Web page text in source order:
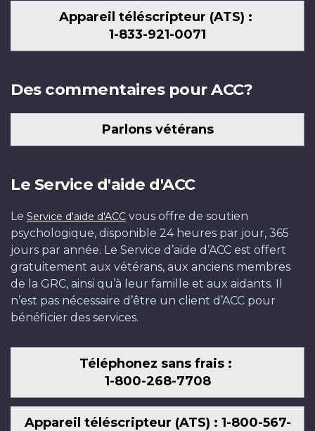
Appareil téléscripteur (ATS) :
1-833-921-0071
Des commentaires pour ACC?
Parlons vétérans
Le Service d'aide d'ACC
Le Service d'aide d'ACC vous offre de soutien
psychologique, disponible 24 heures par jour, 365
jours par année. Le Service d’aide d’ACC est offert
gratuitement aux vétérans, aux anciens membres
de la GRC, ainsi qu’à leur famille et aux aidants. Il
n’est pas nécessaire d’être un client d’ACC pour
bénéficier des services.
Téléphonez sans frais :
1-800-268-7708
Appareil téléscripteur (ATS) : 1-800-567-